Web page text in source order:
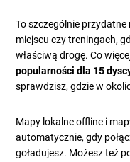
To szczególnie
miejscu czy treningach,
właściwą drogę. Co
popularności dla 15
sprawdzisz, gdzie w
Mapy lokalne offline i
automatycznie, gdy
goładujesz. Możesz też